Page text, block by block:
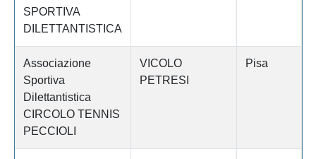
SPORTIVA
DILETTANTISTICA
Associazione
Sportiva
Dilettantistica
CIRCOLO TENNIS
PECCIOLI
VICOLO
PETRESI
Pisa